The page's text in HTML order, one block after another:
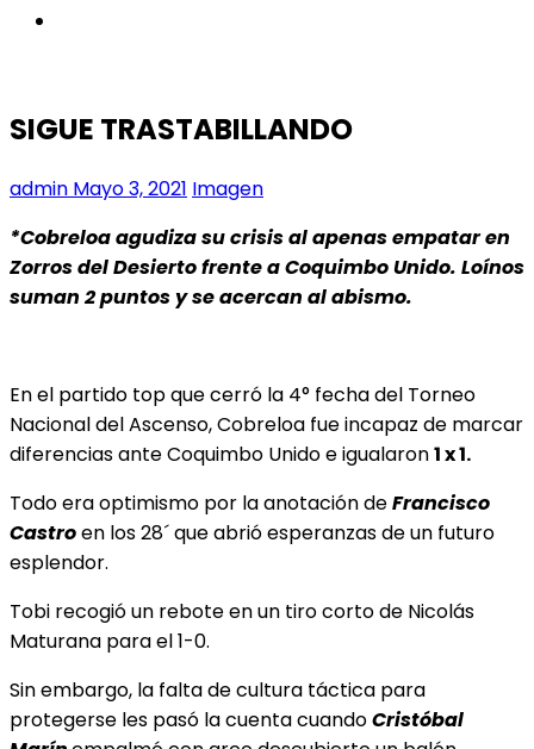
SIGUE TRASTABILLANDO
admin Mayo 3, 2021 Imagen
*Cobreloa agudiza su crisis al apenas empatar en
Zorros del Desierto frente a Coquimbo Unido. Loínos
suman 2 puntos y se acercan al abismo.
En el partido top que cerró la 4° fecha del Torneo
Nacional del Ascenso, Cobreloa fue incapaz de marcar
diferencias ante Coquimbo Unido e igualaron1 x 1.
Todo era optimismo por la anotación deFrancisco
Castroen los 28´ que abrió esperanzas de un futuro
esplendor.
Tobi recogió un rebote en un tiro corto de Nicolás
Maturana para el 1-0.
Sin embargo, la falta de cultura táctica para
protegerse les pasó la cuenta cuandoCristóbal